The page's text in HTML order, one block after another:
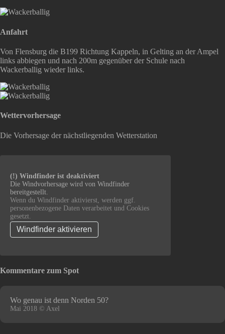
Anfahrt
Von Flensburg die B199 Richtung Kappeln, in Gelting an der Ampel
links abbiegen und nach 200m gegenüber der Schule nach
Wackerballig wieder links.
Wettervorhersage
Die Vorhersage der nächstliegenden Wetterstation
(!) Windfinder ist deaktiviert
Die Windvorhersage wird von Windfinder
bereitgestellt.
Wenn du Windfinder aktivierst, werden ggf.
personenbezogene Daten verarbeitet und Cookies
gesetzt.
Windfinder aktivieren
Kommentare zum Spot
Wo genau ist denn Norden 50?
Mai 2018 © Axel